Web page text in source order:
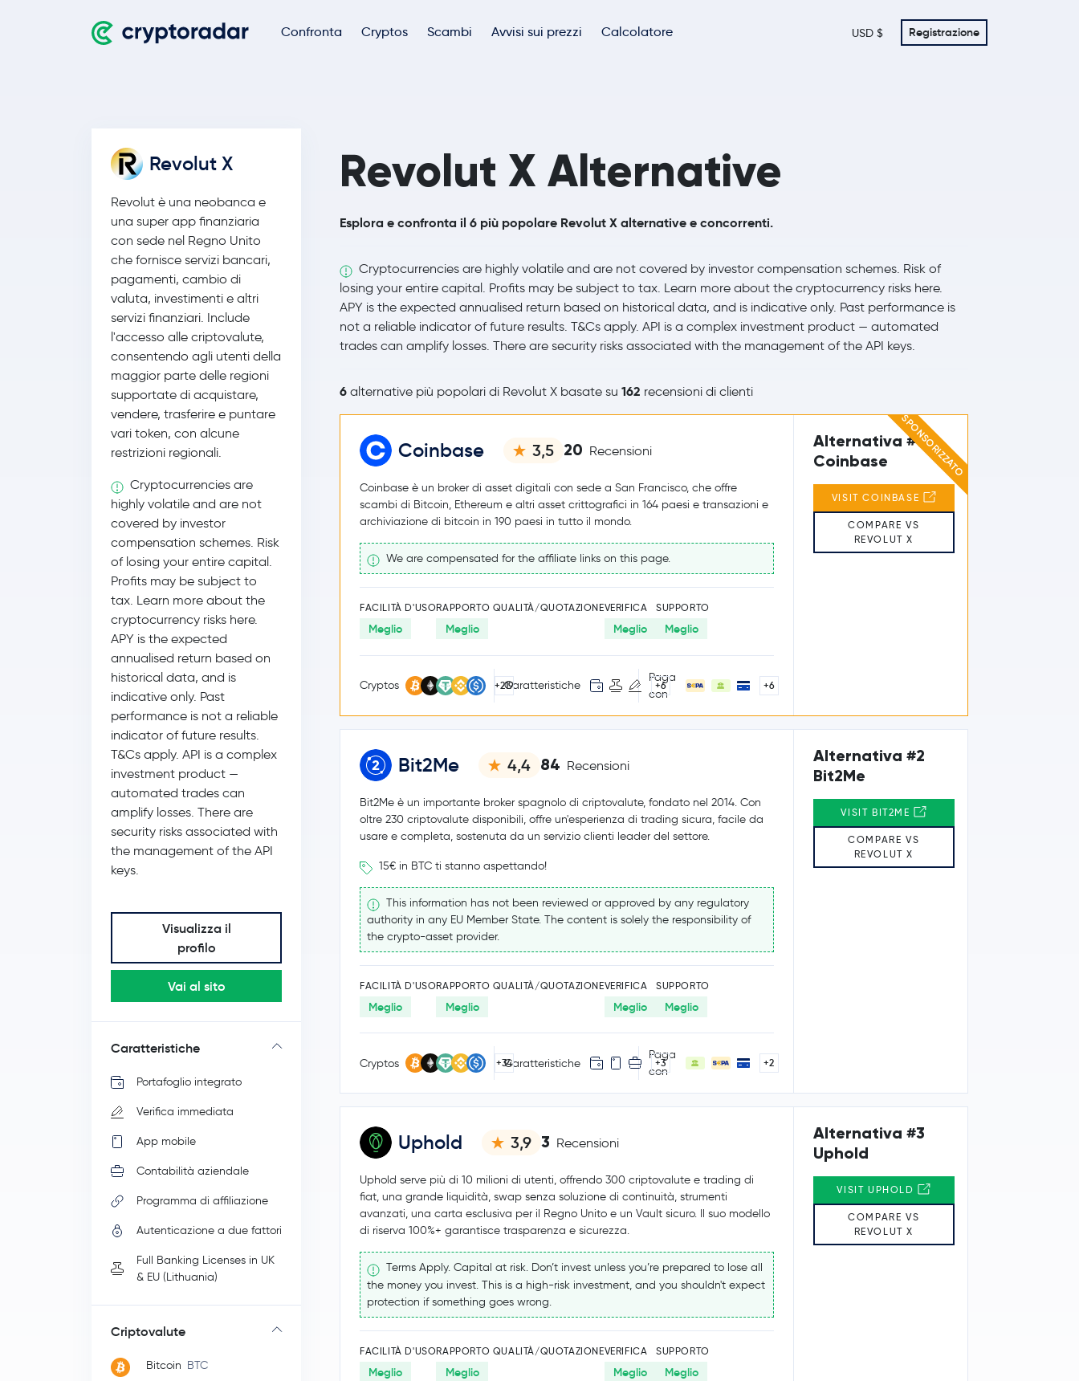
Confronta Cryptos Scambi Avvisi sui prezzi Calcolatore USD $ Registrazione
Revolut X
Revolut è una neobanca e
una super app finanziaria
con sede nel Regno Unito
che fornisce servizi bancari,
pagamenti, cambio di
valuta, investimenti e altri
servizi finanziari. Include
l'accesso alle criptovalute,
consentendo agli utenti della
maggior parte delle regioni
supportate di acquistare,
vendere, trasferire e puntare
vari token, con alcune
restrizioni regionali.
Cryptocurrencies are
highly volatile and are not
covered by investor
compensation schemes. Risk
of losing your entire capital.
Profits may be subject to
tax. Learn more about the
cryptocurrency risks here.
APY is the expected
annualised return based on
historical data, and is
indicative only. Past
performance is not a reliable
indicator of future results.
T&Cs apply. API is a complex
investment product —
automated trades can
amplify losses. There are
security risks associated with
the management of the API
keys.
Visualizza il
profilo
Vai al sito
Caratteristiche
Portafoglio integrato
Verifica immediata
App mobile
Contabilità aziendale
Programma di affiliazione
Autenticazione a due fattori
Full Banking Licenses in UK
& EU (Lithuania)
Criptovalute
Bitcoin BTC
Revolut X Alternative
Esplora e confronta il 6 più popolare Revolut X alternative e concorrenti.
Cryptocurrencies are highly volatile and are not covered by investor compensation schemes. Risk of
losing your entire capital. Profits may be subject to tax. Learn more about the cryptocurrency risks here.
APY is the expected annualised return based on historical data, and is indicative only. Past performance is
not a reliable indicator of future results. T&Cs apply. API is a complex investment product — automated
trades can amplify losses. There are security risks associated with the management of the API keys.
6 alternative più popolari di Revolut X basate su 162 recensioni di clienti
SPONSORIZZATO
Coinbase 3,5 20 Recensioni
Coinbase è un broker di asset digitali con sede a San Francisco, che offre
scambi di Bitcoin, Ethereum e altri asset crittografici in 164 paesi e transazioni e
archiviazione di bitcoin in 190 paesi in tutto il mondo.
We are compensated for the affiliate links on this page.
FACILITÀ D'USO
Meglio
RAPPORTO QUALITÀ/QUOTAZIONE
Meglio
VERIFICA
Meglio
SUPPORTO
Meglio
Cryptos +219Caratteristiche +6
Paga
con
+6
Alternativa #1
Coinbase
VISIT COINBASE
COMPARE VS
REVOLUT X
Bit2Me 4,4 84 Recensioni
Bit2Me è un importante broker spagnolo di criptovalute, fondato nel 2014. Con
oltre 230 criptovalute disponibili, offre un'esperienza di trading sicura, facile da
usare e completa, sostenuta da un servizio clienti leader del settore.
15€ in BTC ti stanno aspettando!
This information has not been reviewed or approved by any regulatory
authority in any EU Member State. The content is solely the responsibility of
the crypto-asset provider.
FACILITÀ D'USO
Meglio
RAPPORTO QUALITÀ/QUOTAZIONE
Meglio
VERIFICA
Meglio
SUPPORTO
Meglio
Cryptos +34Caratteristiche +3
Paga
con
+2
Alternativa #2
Bit2Me
VISIT BIT2ME
COMPARE VS
REVOLUT X
Uphold 3,9 3 Recensioni
Uphold serve più di 10 milioni di utenti, offrendo 300 criptovalute e trading di
fiat, una grande liquidità, swap senza soluzione di continuità, strumenti
avanzati, una carta esclusiva per il Regno Unito e un Vault sicuro. Il suo modello
di riserva 100%+ garantisce trasparenza e sicurezza.
Terms Apply. Capital at risk. Don’t invest unless you’re prepared to lose all
the money you invest. This is a high-risk investment, and you shouldn't expect
protection if something goes wrong.
FACILITÀ D'USO
Meglio
RAPPORTO QUALITÀ/QUOTAZIONE
Meglio
VERIFICA
Meglio
SUPPORTO
Meglio
Alternativa #3
Uphold
VISIT UPHOLD
COMPARE VS
REVOLUT X